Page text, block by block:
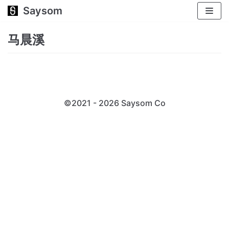
跳
正
Saysom
马晨溪
©2021 - 2026 Saysom Co